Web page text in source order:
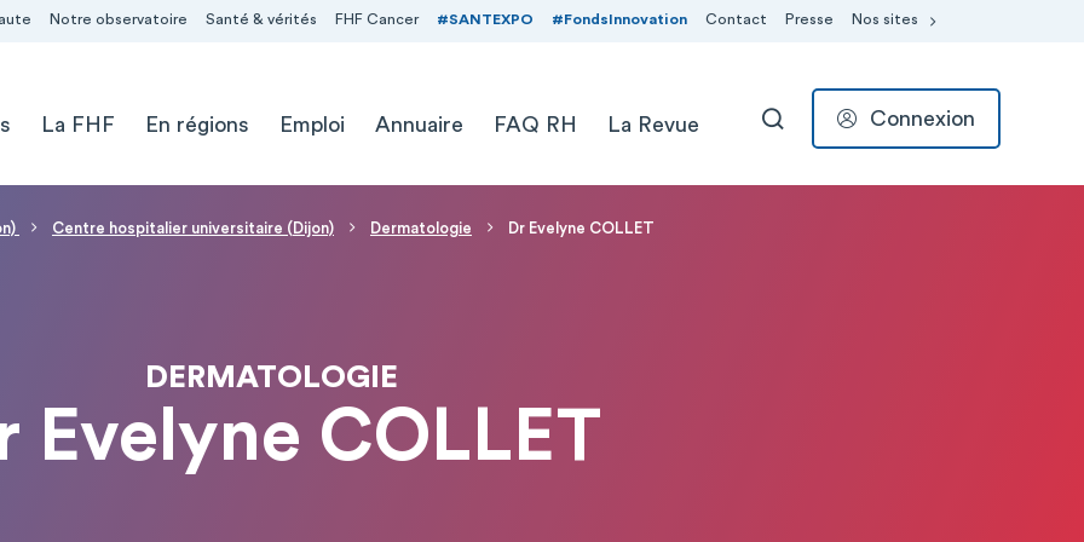
Notre observatoire Santé & vérités FHF Cancer #SANTEXPO #FondsInnovation Contact Presse Nos sites
La FHF En régions Emploi Annuaire FAQ RH La Revue RECHERCHER
Connexion
Centre hospitalier universitaire (Dijon) Dermatologie Dr Evelyne COLLET
DERMATOLOGIE
Evelyne COLLET